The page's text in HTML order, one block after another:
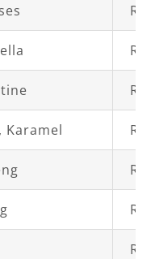
Karamel